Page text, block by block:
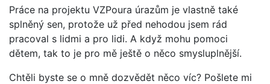
Práce na projektu VZPoura úrazům je vlastně také
splněný sen, protože už před nehodou jsem rád
pracoval s lidmi a pro lidi. A když mohu pomoci
dětem, tak to je pro mě ještě o něco smysluplnější.
Chtěli byste se o mně dozvědět něco víc? Pošlete mi